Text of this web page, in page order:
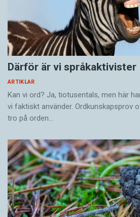
Därför är vi språkaktivister
ARTIKLAR
Kan vi ord? Ja, tiotusentals, men här
vi faktiskt använder. Ordkunskapsprov
tro på orden…